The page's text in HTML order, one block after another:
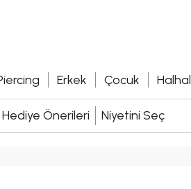
Erkek Çocuk Halhal
Hediye Önerileri Niyetini Seç